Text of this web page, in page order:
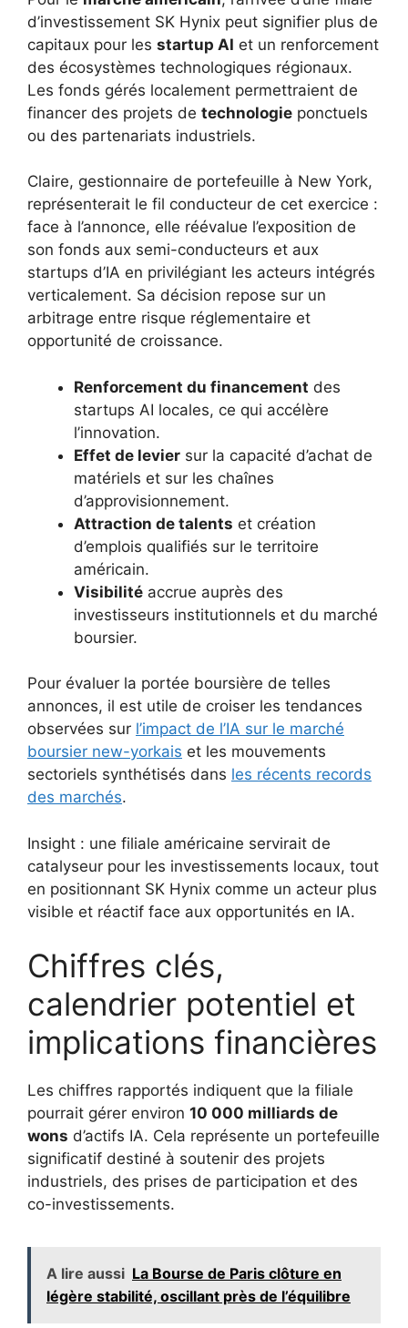
d’investissement SK Hynix peut signifier plus de
capitaux pour les startup AI et un renforcement
des écosystèmes technologiques régionaux.
Les fonds gérés localement permettraient de
financer des projets de technologie ponctuels
ou des partenariats industriels.
Claire, gestionnaire de portefeuille à New York,
représenterait le fil conducteur de cet exercice :
face à l’annonce, elle réévalue l’exposition de
son fonds aux semi-conducteurs et aux
startups d’IA en privilégiant les acteurs intégrés
verticalement. Sa décision repose sur un
arbitrage entre risque réglementaire et
opportunité de croissance.
Renforcement du financement des
startups AI locales, ce qui accélère
l’innovation.
Effet de levier sur la capacité d’achat de
matériels et sur les chaînes
d’approvisionnement.
Attraction de talents et création
d’emplois qualifiés sur le territoire
américain.
Visibilité accrue auprès des
investisseurs institutionnels et du marché
boursier.
Pour évaluer la portée boursière de telles
annonces, il est utile de croiser les tendances
observées sur l’impact de l’IA sur le marché
boursier new-yorkais et les mouvements
sectoriels synthétisés dans les récents records
des marchés.
Insight : une filiale américaine servirait de
catalyseur pour les investissements locaux, tout
en positionnant SK Hynix comme un acteur plus
visible et réactif face aux opportunités en IA.
Chiffres clés,
calendrier potentiel et
implications financières
Les chiffres rapportés indiquent que la filiale
pourrait gérer environ 10 000 milliards de
wons d’actifs IA. Cela représente un portefeuille
significatif destiné à soutenir des projets
industriels, des prises de participation et des
co-investissements.
A lire aussi La Bourse de Paris clôture en
légère stabilité, oscillant près de l’équilibre